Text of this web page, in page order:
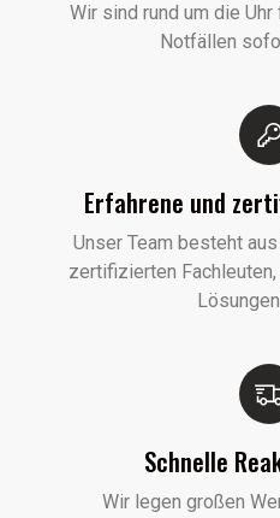
Wir sind rund um die
Notfällen
Erfahrene und
Unser Team besteht
zertifizierten
Schnelle
Wir legen großen